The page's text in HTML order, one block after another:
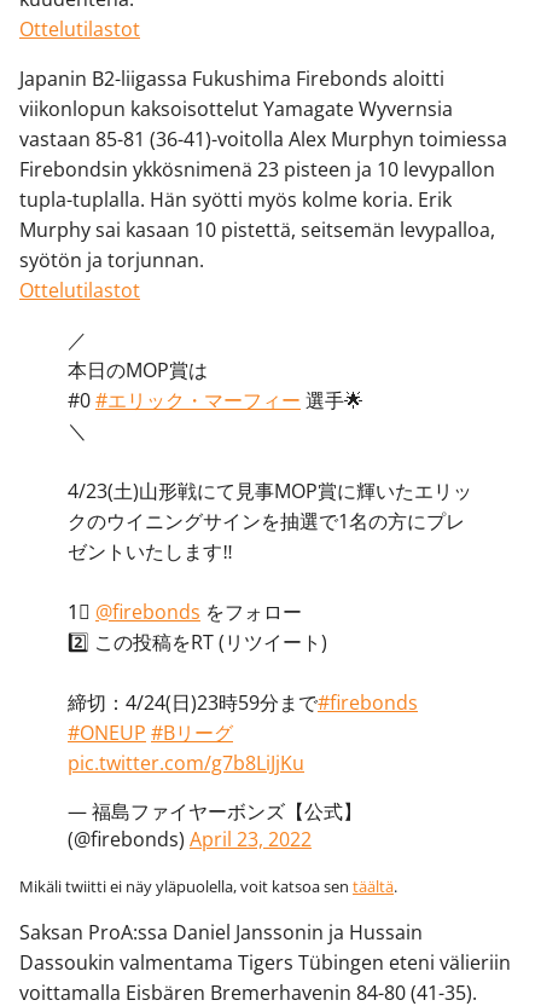
Ottelutilastot
Japanin B2-liigassa Fukushima Firebonds aloitti
viikonlopun kaksoisottelut Yamagate Wyvernsia
vastaan 85-81 (36-41)-voitolla Alex Murphyn toimiessa
Firebondsin ykkösnimenä 23 pisteen ja 10 levypallon
tupla-tuplalla. Hän syötti myös kolme koria. Erik
Murphy sai kasaan 10 pistettä, seitsemän levypalloa,
syötön ja torjunnan.
Ottelutilastot
／
本日のMOP賞は
#0#エリック・マーフィー 選手🌟
＼
4/23(土)山形戦にて見事MOP賞に輝いたエリッ
クのウイニングサインを抽選で1名の方にプレ
ゼントいたします‼️
1⃣ @firebonds をフォロー
2️⃣ この投稿をRT (リツイート)
締切：4/24(日)23時59分まで#firebonds
#ONEUP #Bリーグ
pic.twitter.com/g7b8LiJjKu
— 福島ファイヤーボンズ【公式】
(@firebonds) April 23, 2022
Mikäli twiitti ei näy yläpuolella, voit katsoa sen täältä.
Saksan ProA:ssa Daniel Janssonin ja Hussain
Dassoukin valmentama Tigers Tübingen eteni välieriin
voittamalla Eisbären Bremerhavenin 84-80 (41-35).